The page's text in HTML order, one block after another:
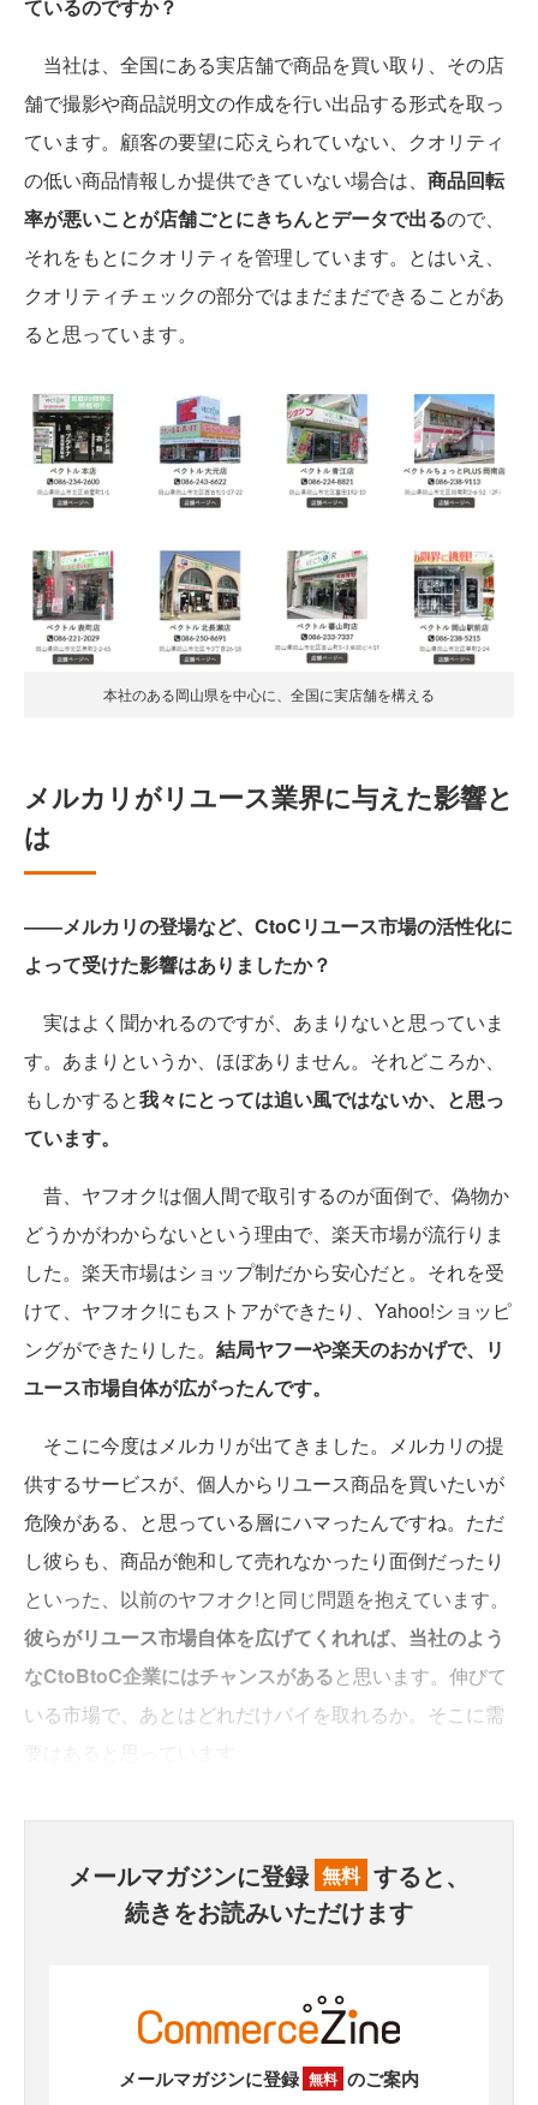
ているのですか？
当社は、全国にある実店舗で商品を買い取り、その店
舗で撮影や商品説明文の作成を行い出品する形式を取っ
ています。顧客の要望に応えられていない、クオリティ
の低い商品情報しか提供できていない場合は、 商品回転
率が悪いことが店舗ごとにきちんとデータで出るので、
それをもとにクオリティを管理しています。とはいえ、
クオリティチェックの部分ではまだまだできることがあ
ると思っています。
本社のある岡山県を中心に、全国に実店舗を構える
メルカリがリユース業界に与えた影響と
は
――メルカリの登場など、CtoCリユース市場の活性化に
よって受けた影響はありましたか？
実はよく聞かれるのですが、あまりないと思っていま
す。あまりというか、ほぼありません。それどころか、
もしかすると我々にとっては追い風ではないか、と思っ
ています。
昔、ヤフオク!は個人間で取引するのが面倒で、偽物か
どうかがわからないという理由で、楽天市場が流行りま
した。楽天市場はショップ制だから安心だと。それを受
けて、ヤフオク!にもストアができたり、Yahoo!ショッピ
ングができたりした。 結局ヤフーや楽天のおかげで、リ
ユース市場自体が広がったんです。
そこに今度はメルカリが出てきました。メルカリの提
供するサービスが、個人からリユース商品を買いたいが
危険がある、と思っている層にハマったんですね。ただ
し彼らも、商品が飽和して売れなかったり面倒だったり
といった、以前のヤフオク!と同じ問題を抱えています。
彼らがリユース市場自体を広げてくれれば、当社のよう
なCtoBtoC企業にはチャンスがあると思います。伸びて
いる市場で、あとはどれだけパイを取れるか。そこに需
メールマガジンに登録 無料 すると、
続きをお読みいただけます
メールマガジンに登録 無料 のご案内